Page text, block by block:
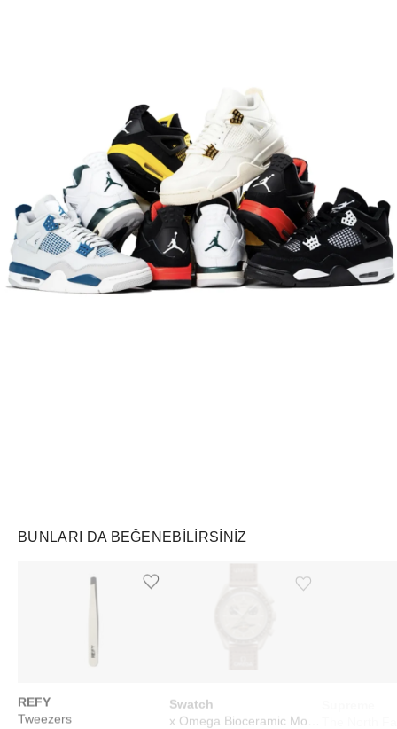
BUNLARI DA BEĞENEBILIRSINIZ
REFY
Tweezers
Ürünü istek listesine ekle veya listeden çıkar
Swatch
Ürünü istek listesine ekle veya listeden çıkar